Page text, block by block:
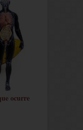
ocurre